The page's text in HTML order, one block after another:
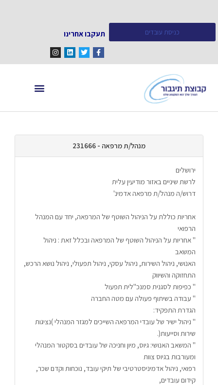
כניסת עובדים תעקבו אחרינו
מנהל/ת מרפאה - 231666
ירושלים
לרשת שיניים באזור מודיעין עלית
דרוש/ה מנהל/ת מרפאה אדמינ'
הרפואי
המשאב
האנושי, ניהול השירות, ניהול עסקי, ניהול תפעולי, ניהול נושא הרכש,
התחזוקה והשיווק
" כפיפות לסגנית סמנכ"לית תפעול
" עבודה בשיתוף פעולה עם מטה החברה
הגדרת התפקיד:
שירות וסייעות(.
ומעורבות בגיוס צוות
קידום עובדים,